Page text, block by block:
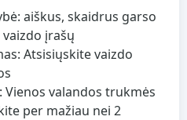
aiškus, skaidrus garso
įrašų
Atsisiųskite vaizdo
Vienos valandos trukmės
per mažiau nei 2